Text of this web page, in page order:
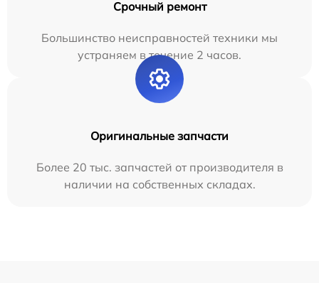
Срочный ремонт
Большинство неисправностей техники мы
устраняем в течение 2 часов.
Оригинальные запчасти
Более 20 тыс. запчастей от производителя в
наличии на собственных складах.